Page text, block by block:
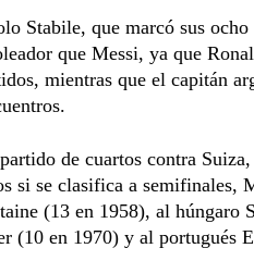
Stabile, que marcó sus
que Messi, ya que
mientras que el capitán
de cuartos contra
si se clasifica a semifinales,
(13 en 1958), al húngaro
(10 en 1970) y al portugués